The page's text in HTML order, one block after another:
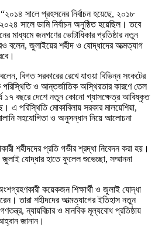
সালে প্রহসনের নির্বাচন হয়েছে, ২০১৮
সালে ডামি নির্বাচন অনুষ্ঠিত হয়েছিল। তবে
মাধ্যমে জনগণের ভোটাধিকার প্রতিষ্ঠার নতুন
বলেন, জুলাইয়ের শহীদ ও যোদ্ধাদের আত্মত্যাগ
বিগত সরকারের রেখে যাওয়া বিভিন্ন সংকটের
পরিস্থিতি ও আন্তর্জাতিক অস্থিরতার কারণে তেল
১৭ বছরে দেশে নতুন কোনো গ্যাসক্ষেত্র আবিষ্কৃত
পরিস্থিতি মোকাবিলায় সরকার মালয়েশিয়া,
সহযোগিতা ও অনুসন্ধান নিয়ে আলোচনা
শহীদদের প্রতি গভীর শ্রদ্ধা নিবেদন করা হয়।
যোদ্ধার হাতে ফুলেল শুভেচ্ছা, সম্মাননা
কয়েকজন শিক্ষার্থী ও জুলাই যোদ্ধা
তারা শহীদদের আত্মত্যাগের ইতিহাস নতুন
ন্যায়বিচার ও মানবিক মূল্যবোধ প্রতিষ্ঠায়
জানান।